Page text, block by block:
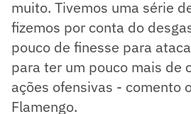
muito. Tivemos uma série
fizemos por conta do
pouco de finesse para
para ter um pouco mais de
ações ofensivas - comento
Flamengo.